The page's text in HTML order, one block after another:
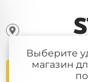
Выберите
магазин